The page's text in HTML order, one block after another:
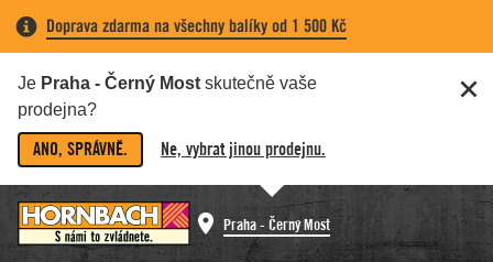
Doprava zdarma na všechny balíky od 1 500 Kč
Je Praha - Černý Most skutečně vaše
prodejna?
ANO, SPRÁVNĚ. Ne, vybrat jinou prodejnu.
Praha - Černý Most